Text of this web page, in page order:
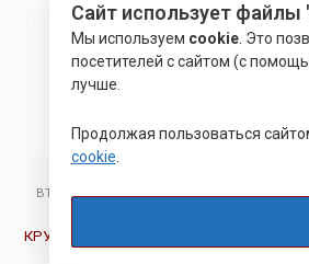
ВТУЛКА РАЗВАЛЬЦОВОЧНАЯ
КРУГЛАЯ ГАЙКА (БОНКА) ТИП
RHB
Сайт использует файлы
Мы используем cookie. Это
посетителей с сайтом (с
лучше.
Продолжая пользоваться
cookie